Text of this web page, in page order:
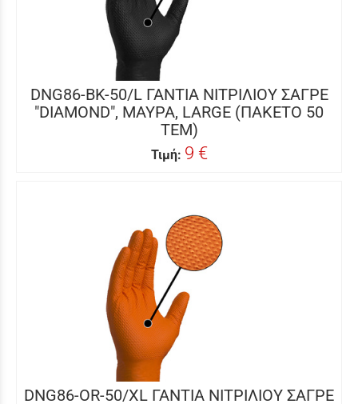
DNG86-BK-50/L ΓΑΝΤΙΑ ΝΙΤΡΙΛΙΟΥ ΣΑΓΡΕ
"DIAMOND", ΜΑΥΡΑ, LARGE (ΠΑΚΕΤΟ 50
ΤΕΜ)
Τιμή: 9 €
DNG86-OR-50/XL ΓΑΝΤΙΑ ΝΙΤΡΙΛΙΟΥ ΣΑΓΡΕ